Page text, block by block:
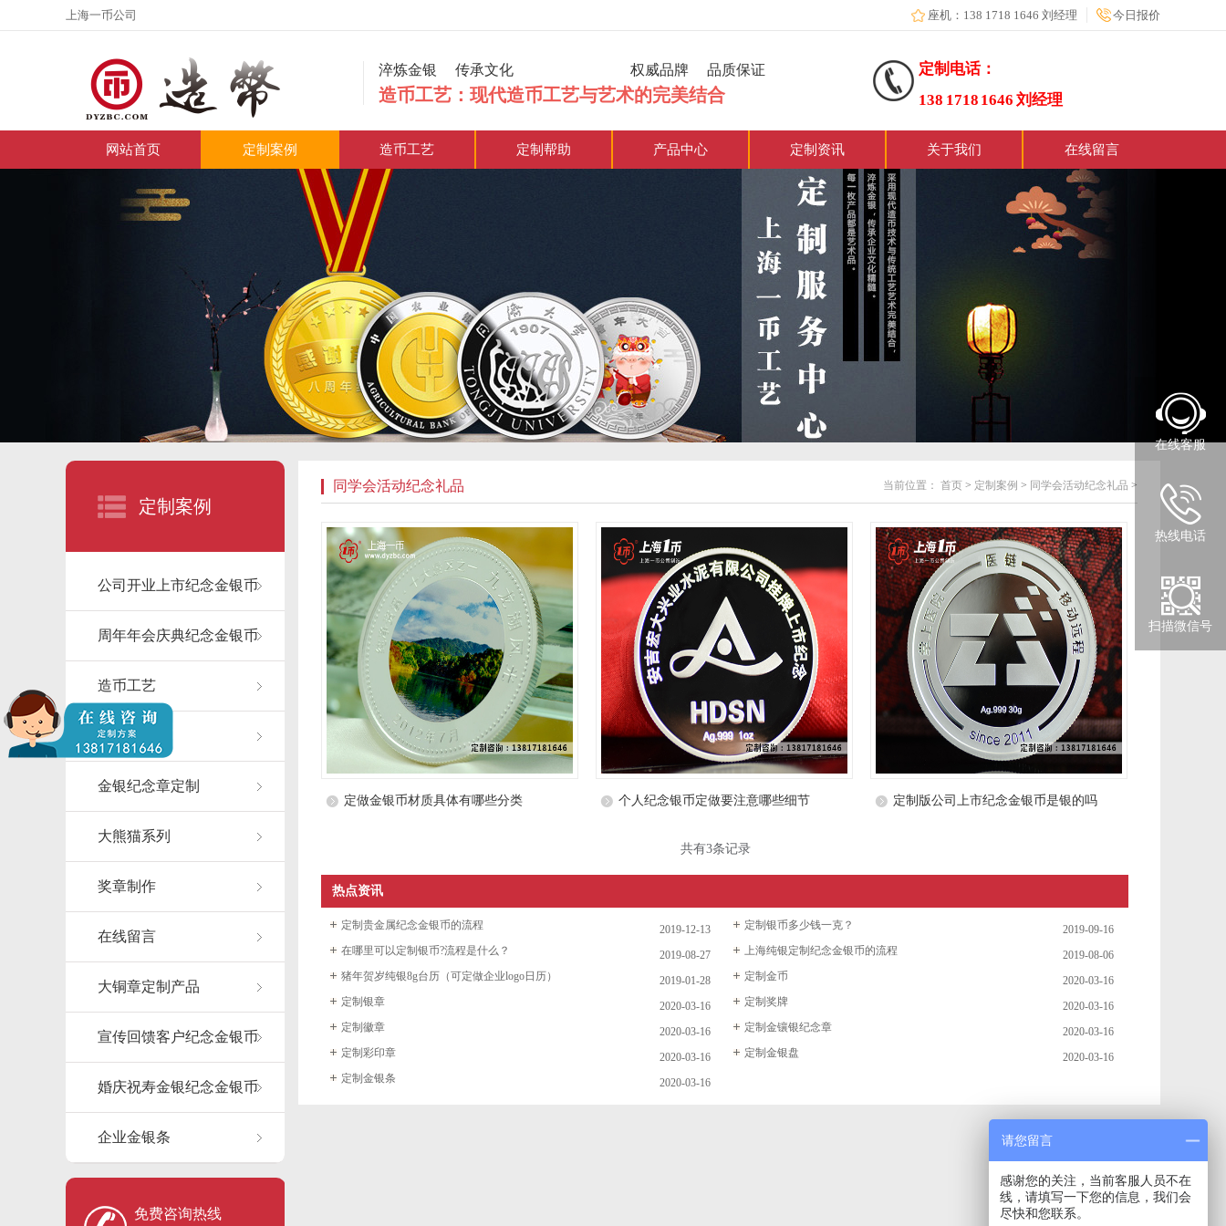
上海一币公司 座机：138 1718 1646 刘经理 今日报价
淬炼金银 传承文化 权威品牌 品质保证
造币工艺：现代造币工艺与艺术的完美结合
定制电话：
138 1718 1646 刘经理
网站首页 定制案例 造币工艺 定制帮助 产品中心 定制资讯 关于我们 在线留言
定制案例
公司开业上市纪念金银币
周年年会庆典纪念金银币
造币工艺
纪念章包装
金银纪念章定制
大熊猫系列
奖章制作
在线留言
大铜章定制产品
宣传回馈客户纪念金银币
婚庆祝寿金银纪念金银币
企业金银条
免费咨询热线
同学会活动纪念礼品 当前位置： 首页 > 定制案例 > 同学会活动纪念礼品 >
定做金银币材质具体有哪些分类 个人纪念银币定做要注意哪些细节 定制版公司上市纪念金银币是银的吗
共有3条记录
热点资讯
2019-12-13
定制贵金属纪念金银币的流程 2019-09-16
定制银币多少钱一克？
2019-08-27
在哪里可以定制银币?流程是什么？ 2019-08-06
上海纯银定制纪念金银币的流程
2019-01-28
猪年贺岁纯银8g台历（可定做企业logo日历） 2020-03-16
定制金币
2020-03-16
定制银章 2020-03-16
定制奖牌
2020-03-16
定制徽章 2020-03-16
定制金镶银纪念章
2020-03-16
定制彩印章 2020-03-16
定制金银盘
2020-03-16
定制金银条
在线客服
热线电话
扫描微信号
请您留言
感谢您的关注，当前客服人员不在
线，请填写一下您的信息，我们会
尽快和您联系。